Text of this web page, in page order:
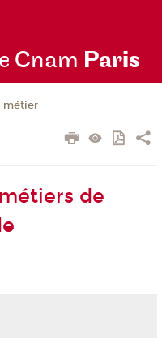
Cnam Paris
métier
de